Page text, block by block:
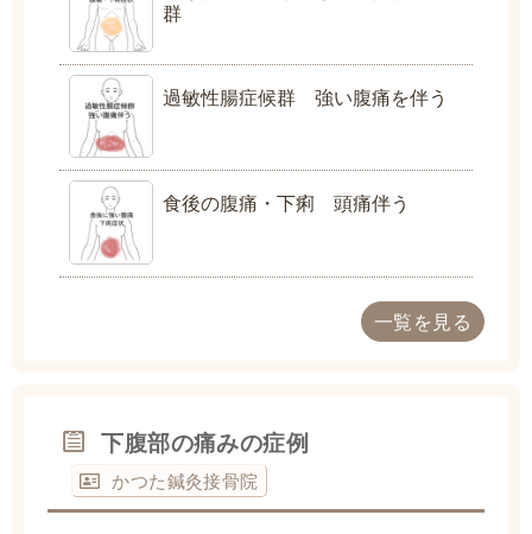
群
過敏性腸症候群 強い腹痛を伴う
食後の腹痛・下痢 頭痛伴う
一覧を見る
下腹部の痛みの症例
かつた鍼灸接骨院